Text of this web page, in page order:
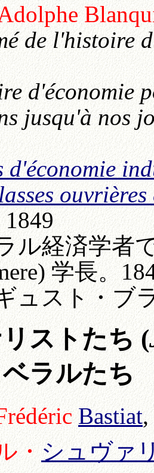
de l'histoire
d'économie
jusqu'à nos
d'économie
1849
ル経済学者
学長。
ュスト・ブ
ストたち (
ラルたち
Bastiat,
・シュヴァ